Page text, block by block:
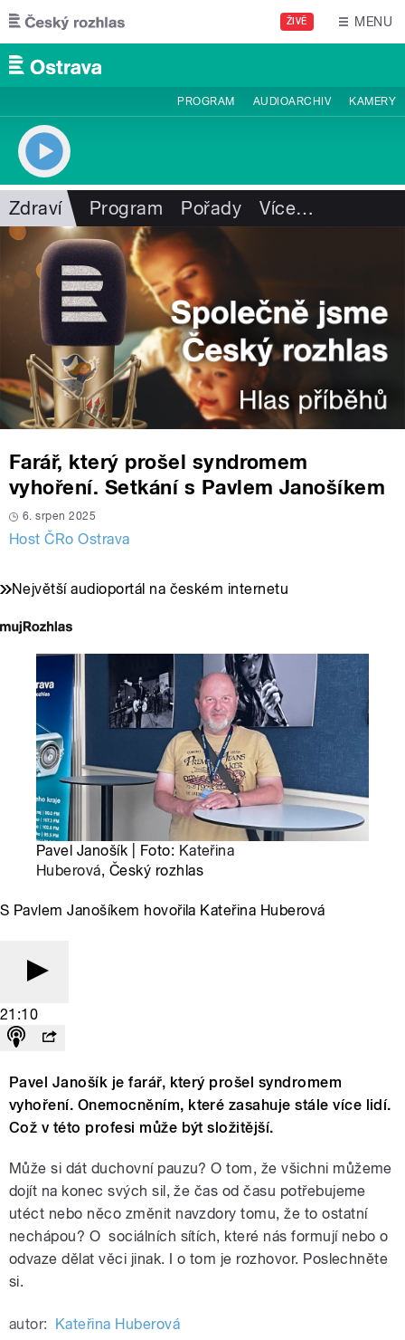
Přejít k hlavnímu obsahu
ŽIVĚ MENU
PROGRAM AUDIOARCHIV KAMERY
Zdraví Program Pořady Více…
Farář, který prošel syndromem
vyhoření. Setkání s Pavlem Janošíkem
6. srpen 2025
Host ČRo Ostrava
Největší audioportál na českém internetu
Pavel Janošík | Foto: Kateřina
Huberová, Český rozhlas
S Pavlem Janošíkem hovořila Kateřina Huberová
21:10
Pavel Janošík je farář, který prošel syndromem
vyhoření. Onemocněním, které zasahuje stále více lidí.
Což v této profesi může být složitější.
Může si dát duchovní pauzu? O tom, že všichni můžeme
dojít na konec svých sil, že čas od času potřebujeme
utéct nebo něco změnit navzdory tomu, že to ostatní
nechápou? O sociálních sítích, které nás formují nebo o
odvaze dělat věci jinak. I o tom je rozhovor. Poslechněte
si.
autor: Kateřina Huberová